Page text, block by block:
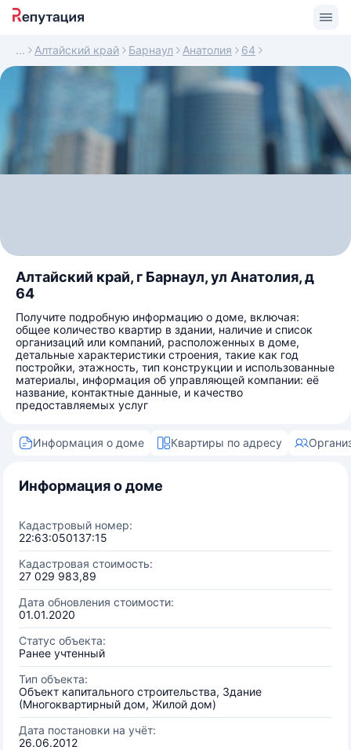
Алтайский край Барнаул Анатолия 64
Алтайский край, г Барнаул, ул Анатолия, д
64
Получите подробную информацию о доме, включая:
общее количество квартир в здании, наличие и список
организаций или компаний, расположенных в доме,
детальные характеристики строения, такие как год
постройки, этажность, тип конструкции и использованные
материалы, информация об управляющей компании: её
название, контактные данные, и качество
предоставляемых услуг
Информация о доме Квартиры по адресу
Информация о доме
Кадастровый номер:
22:63:050137:15
Кадастровая стоимость:
27 029 983,89
Дата обновления стоимости:
01.01.2020
Статус объекта:
Ранее учтенный
Тип объекта:
Объект капитального строительства, Здание
(Многоквартирный дом, Жилой дом)
Дата постановки на учёт:
26.06.2012